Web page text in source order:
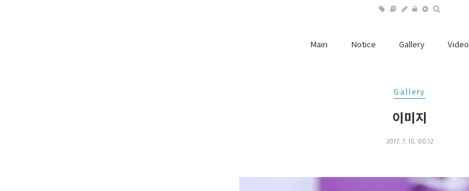
Main Notice Gallery Video
Gallery
이미지
2017. 7. 10. 00:12